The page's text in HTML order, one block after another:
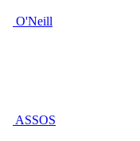
O'Neill
ASSOS